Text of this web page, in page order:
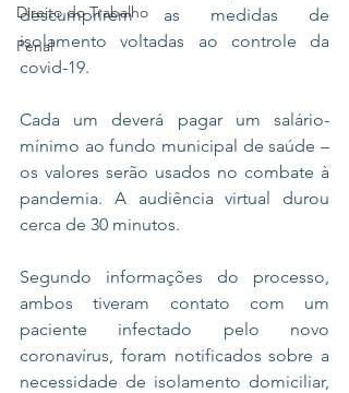
Direito do Trabalho
Penal
descumprirem as medidas de
isolamento voltadas ao controle da
covid-19.
Cada um deverá pagar um salário-
mínimo ao fundo municipal de saúde –
os valores serão usados no combate à
pandemia. A audiência virtual durou
cerca de 30 minutos.
Segundo informações do processo,
ambos tiveram contato com um
paciente infectado pelo novo
coronavírus, foram notificados sobre a
necessidade de isolamento domiciliar,